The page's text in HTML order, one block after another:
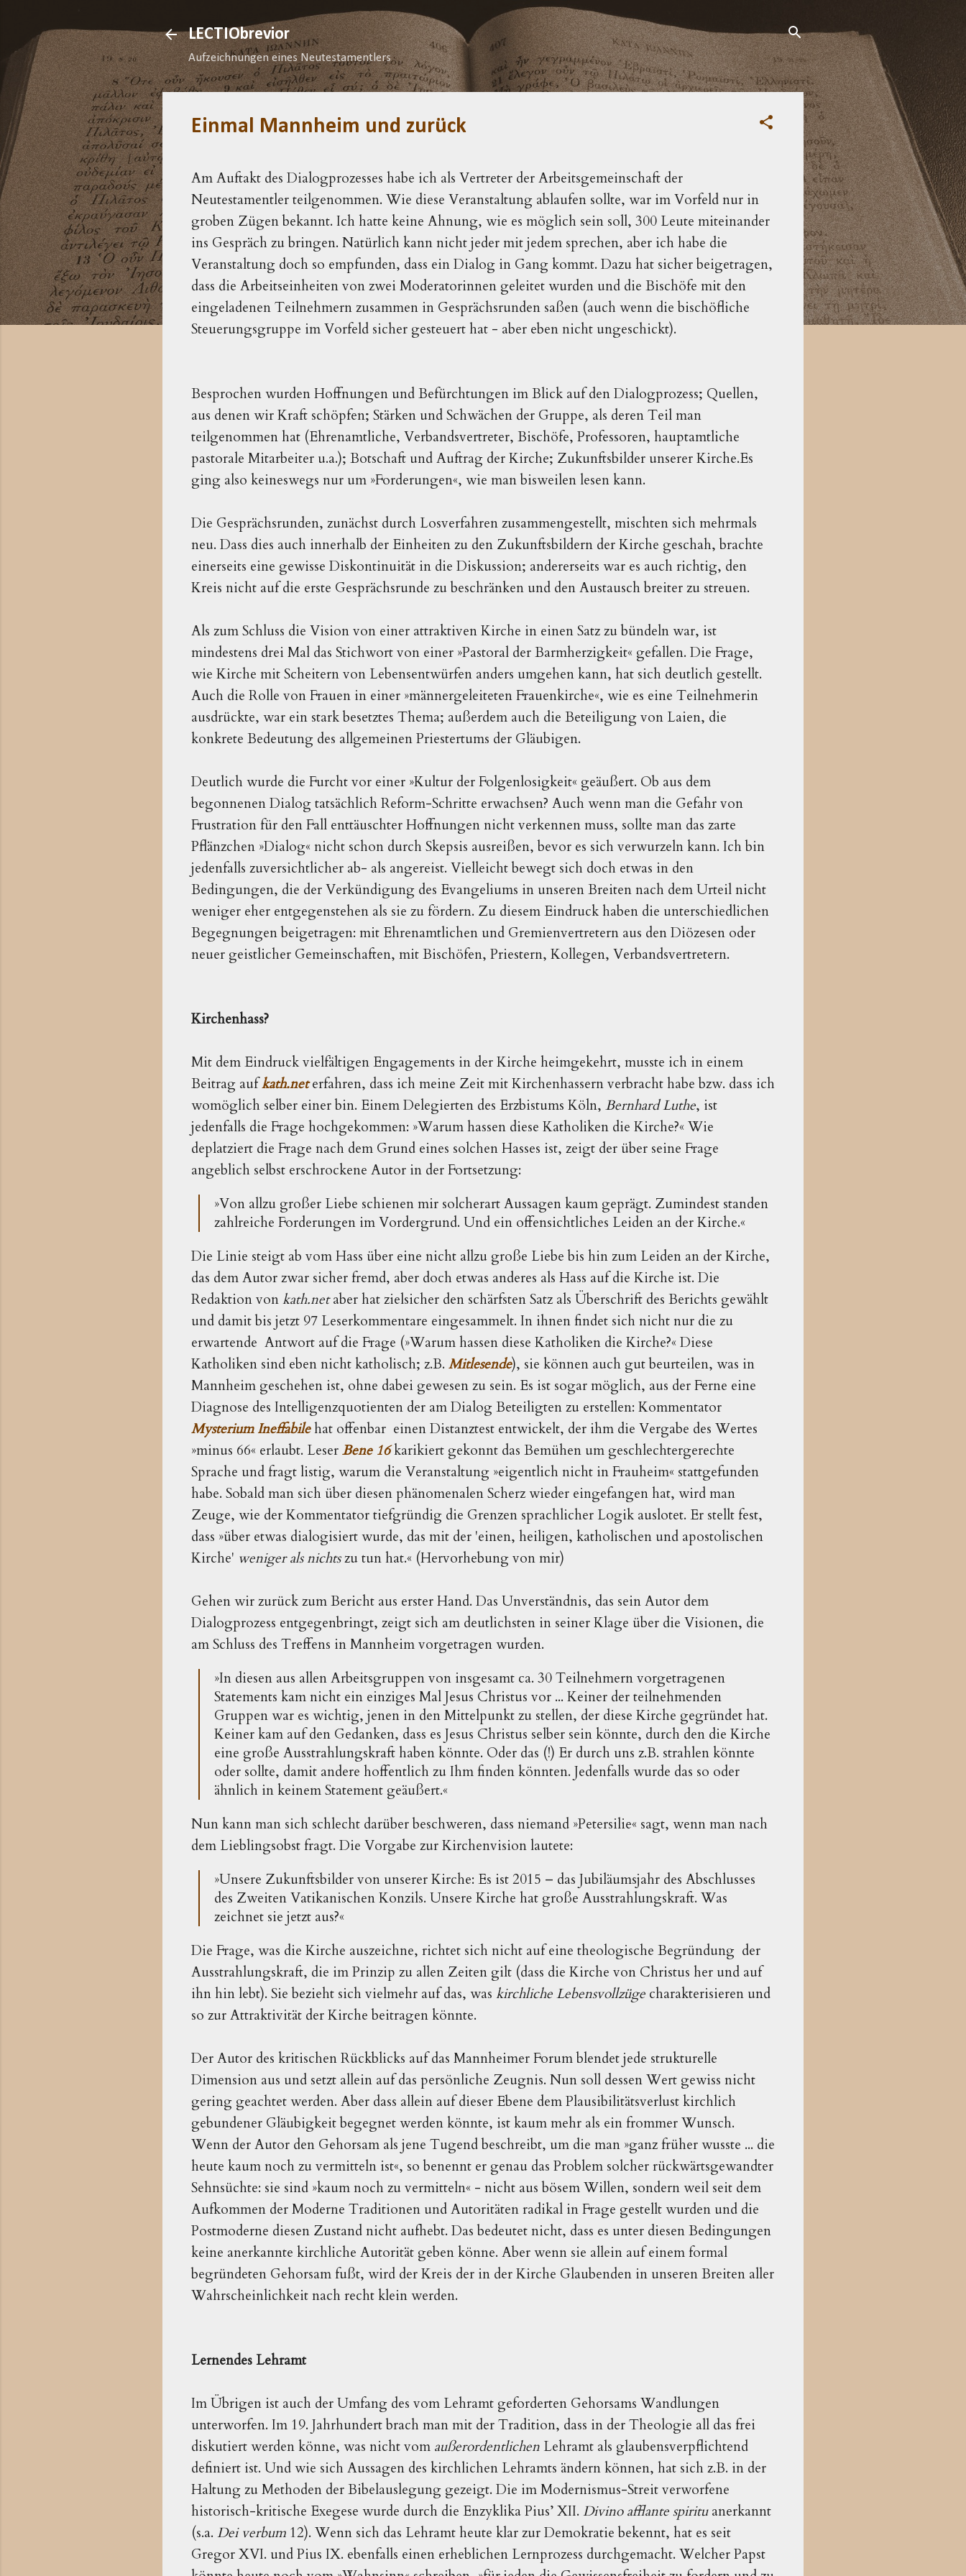
Direkt zum Hauptbereich
LECTIObrevior
Aufzeichnungen eines Neutestamentlers
Einmal Mannheim und zurück
Am Auftakt des Dialogprozesses habe ich als Vertreter der Arbeitsgemeinschaft der
Neutestamentler teilgenommen. Wie diese Veranstaltung ablaufen sollte, war im Vorfeld nur in
groben Zügen bekannt. Ich hatte keine Ahnung, wie es möglich sein soll, 300 Leute miteinander
ins Gespräch zu bringen. Natürlich kann nicht jeder mit jedem sprechen, aber ich habe die
Veranstaltung doch so empfunden, dass ein Dialog in Gang kommt. Dazu hat sicher beigetragen,
dass die Arbeitseinheiten von zwei Moderatorinnen geleitet wurden und die Bischöfe mit den
eingeladenen Teilnehmern zusammen in Gesprächsrunden saßen (auch wenn die bischöfliche
Steuerungsgruppe im Vorfeld sicher gesteuert hat - aber eben nicht ungeschickt).
Besprochen wurden Hoffnungen und Befürchtungen im Blick auf den Dialogprozess; Quellen,
aus denen wir Kraft schöpfen; Stärken und Schwächen der Gruppe, als deren Teil man
teilgenommen hat (Ehrenamtliche, Verbandsvertreter, Bischöfe, Professoren, hauptamtliche
pastorale Mitarbeiter u.a.); Botschaft und Auftrag der Kirche; Zukunftsbilder unserer Kirche.Es
ging also keineswegs nur um »Forderungen«, wie man bisweilen lesen kann.
Die Gesprächsrunden, zunächst durch Losverfahren zusammengestellt, mischten sich mehrmals
neu. Dass dies auch innerhalb der Einheiten zu den Zukunftsbildern der Kirche geschah, brachte
einerseits eine gewisse Diskontinuität in die Diskussion; andererseits war es auch richtig, den
Kreis nicht auf die erste Gesprächsrunde zu beschränken und den Austausch breiter zu streuen.
Als zum Schluss die Vision von einer attraktiven Kirche in einen Satz zu bündeln war, ist
mindestens drei Mal das Stichwort von einer »Pastoral der Barmherzigkeit« gefallen. Die Frage,
wie Kirche mit Scheitern von Lebensentwürfen anders umgehen kann, hat sich deutlich gestellt.
Auch die Rolle von Frauen in einer »männergeleiteten Frauenkirche«, wie es eine Teilnehmerin
ausdrückte, war ein stark besetztes Thema; außerdem auch die Beteiligung von Laien, die
konkrete Bedeutung des allgemeinen Priestertums der Gläubigen.
Deutlich wurde die Furcht vor einer »Kultur der Folgenlosigkeit« geäußert. Ob aus dem
begonnenen Dialog tatsächlich Reform-Schritte erwachsen? Auch wenn man die Gefahr von
Frustration für den Fall enttäuschter Hoffnungen nicht verkennen muss, sollte man das zarte
Pflänzchen »Dialog« nicht schon durch Skepsis ausreißen, bevor es sich verwurzeln kann. Ich bin
jedenfalls zuversichtlicher ab- als angereist. Vielleicht bewegt sich doch etwas in den
Bedingungen, die der Verkündigung des Evangeliums in unseren Breiten nach dem Urteil nicht
weniger eher entgegenstehen als sie zu fördern. Zu diesem Eindruck haben die unterschiedlichen
Begegnungen beigetragen: mit Ehrenamtlichen und Gremienvertretern aus den Diözesen oder
neuer geistlicher Gemeinschaften, mit Bischöfen, Priestern, Kollegen, Verbandsvertretern.
Kirchenhass?
Mit dem Eindruck vielfältigen Engagements in der Kirche heimgekehrt, musste ich in einem
Beitrag aufkath.neterfahren, dass ich meine Zeit mit Kirchenhassern verbracht habe bzw. dass ich
womöglich selber einer bin. Einem Delegierten des Erzbistums Köln, Bernhard Luthe, ist
jedenfalls die Frage hochgekommen: »Warum hassen diese Katholiken die Kirche?« Wie
deplatziert die Frage nach dem Grund eines solchen Hasses ist, zeigt der über seine Frage
angeblich selbst erschrockene Autor in der Fortsetzung:
»Von allzu großer Liebe schienen mir solcherart Aussagen kaum geprägt. Zumindest standen
zahlreiche Forderungen im Vordergrund. Und ein offensichtliches Leiden an der Kirche.«
Die Linie steigt ab vom Hass über eine nicht allzu große Liebe bis hin zum Leiden an der Kirche,
das dem Autor zwar sicher fremd, aber doch etwas anderes als Hass auf die Kirche ist. Die
Redaktion vonkath.netaber hat zielsicher den schärfsten Satz als Überschrift des Berichts gewählt
und damit bis jetzt 97 Leserkommentare eingesammelt. In ihnen findet sich nicht nur die zu
erwartende Antwort auf die Frage (»Warum hassen diese Katholiken die Kirche?« Diese
Katholiken sind eben nicht katholisch; z.B. Mitlesende), sie können auch gut beurteilen, was in
Mannheim geschehen ist, ohne dabei gewesen zu sein. Es ist sogarmöglich, aus der Ferne eine
Diagnose des Intelligenzquotienten der am Dialog Beteiligten zu erstellen: Kommentator
Mysterium Ineffabilehat offenbar einen Distanztest entwickelt, der ihm die Vergabe des Wertes
»minus 66« erlaubt. LeserBene 16karikiert gekonnt das Bemühen um geschlechtergerechte
Sprache und fragt listig, warum die Veranstaltung »eigentlich nicht in Frauheim« stattgefunden
habe. Sobald man sich über diesen phänomenalen Scherz wieder eingefangen hat, wird man
Zeuge, wie der Kommentator tiefgründig die Grenzen sprachlicher Logik auslotet. Er stellt fest,
dass »über etwas dialogisiert wurde, das mit der 'einen, heiligen, katholischen und apostolischen
Kirche' weniger als nichtszu tun hat.« (Hervorhebung von mir)
Gehen wir zurück zum Bericht aus erster Hand. Das Unverständnis, das sein Autor dem
Dialogprozess entgegenbringt, zeigt sich am deutlichsten in seiner Klage über die Visionen, die
am Schluss des Treffens in Mannheim vorgetragen wurden.
»In diesen aus allen Arbeitsgruppen von insgesamt ca. 30 Teilnehmern vorgetragenen
Statements kam nicht ein einziges Mal Jesus Christus vor ... Keiner der teilnehmenden
Gruppen war es wichtig, jenen in den Mittelpunkt zu stellen, der diese Kirche gegründet hat.
Keiner kam auf den Gedanken, dass es Jesus Christus selber sein könnte, durch den die Kirche
eine große Ausstrahlungskraft haben könnte. Oder das (!) Er durch uns z.B. strahlen könnte
oder sollte, damit andere hoffentlich zu Ihm finden könnten. Jedenfalls wurde das so oder
ähnlich in keinem Statement geäußert.«
Nun kann man sich schlecht darüber beschweren, dass niemand »Petersilie« sagt, wenn man nach
dem Lieblingsobst fragt. Die Vorgabe zur Kirchenvision lautete:
»Unsere Zukunftsbilder von unserer Kirche: Es ist 2015 – das Jubiläumsjahr des Abschlusses
des Zweiten Vatikanischen Konzils. Unsere Kirche hat große Ausstrahlungskraft. Was
zeichnet sie jetzt aus?«
Die Frage, was die Kirche auszeichne, richtet sich nicht auf eine theologische Begründung der
Ausstrahlungskraft, die im Prinzip zu allen Zeiten gilt (dass die Kirche von Christus her und auf
ihn hin lebt). Sie bezieht sich vielmehr auf das, was kirchliche Lebensvollzüge charakterisieren und
so zur Attraktivität der Kirche beitragen könnte.
Der Autor des kritischen Rückblicks auf das Mannheimer Forum blendet jede strukturelle
Dimension aus und setzt allein auf das persönliche Zeugnis. Nun soll dessen Wert gewiss nicht
gering geachtet werden. Aber dass allein auf dieser Ebene dem Plausibilitätsverlust kirchlich
gebundener Gläubigkeit begegnet werden könnte, ist kaum mehr als ein frommer Wunsch.
Wenn der Autor den Gehorsam als jene Tugend beschreibt, um die man »ganz früher wusste ... die
heute kaum noch zu vermitteln ist«, so benennt er genau das Problem solcher rückwärtsgewandter
Sehnsüchte: sie sind »kaum noch zu vermitteln« - nicht aus bösem Willen, sondern weil seit dem
Aufkommen der Moderne Traditionen und Autoritäten radikal in Frage gestellt wurden und die
Postmoderne diesen Zustand nicht aufhebt. Das bedeutet nicht, dass es unter diesen Bedingungen
keine anerkannte kirchliche Autorität geben könne. Aber wenn sie allein auf einem formal
begründeten Gehorsam fußt, wird der Kreis der in der Kirche Glaubenden in unseren Breiten aller
Wahrscheinlichkeit nach recht klein werden.
Lernendes Lehramt
Im Übrigen ist auch der Umfang des vom Lehramt geforderten Gehorsams Wandlungen
unterworfen. Im 19. Jahrhundert brach man mit der Tradition, dass in der Theologie all das frei
diskutiert werden könne, was nicht vom außerordentlichen Lehramt als glaubensverpflichtend
definiert ist. Und wie sich Aussagen des kirchlichen Lehramts ändern können, hat sich z.B. in der
Haltung zu Methoden der Bibelauslegung gezeigt. Die im Modernismus-Streit verworfene
historisch-kritische Exegese wurde durch die Enzyklika Pius’ XII. Divino afflante spirituanerkannt
(s.a. Dei verbum 12). Wenn sich das Lehramt heute klar zur Demokratie bekennt, hat es seit
Gregor XVI. und Pius IX. ebenfalls einen erheblichen Lernprozess durchgemacht. Welcher Papst